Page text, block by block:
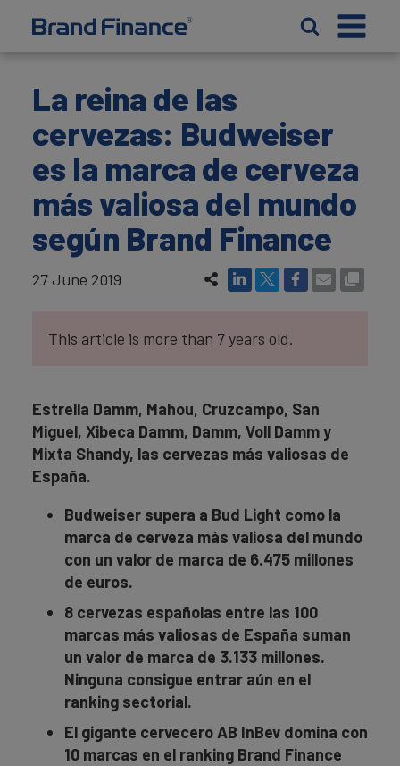
La reina de las
cervezas: Budweiser
es la marca de cerveza
más valiosa del mundo
según Brand Finance
27 June 2019
This article is more than 7 years old.
Estrella Damm, Mahou, Cruzcampo, San
Miguel, Xibeca Damm, Damm, Voll Damm y
Mixta Shandy, las cervezas más valiosas de
España.
Budweiser supera a Bud Light como la
marca de cerveza más valiosa del mundo
con un valor de marca de 6.475 millones
de euros.
8 cervezas españolas entre las 100
marcas más valiosas de España suman
un valor de marca de 3.133 millones.
Ninguna consigue entrar aún en el
ranking sectorial.
El gigante cervecero AB InBev domina con
10 marcas en el ranking Brand Finance